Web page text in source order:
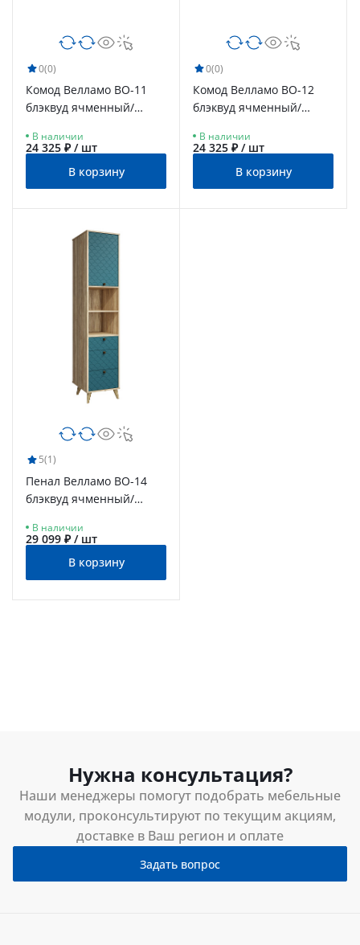
0(0)
Комод Велламо ВО-11
блэквуд ячменный/
В наличии
24 325 ₽ / шт
В корзину
0(0)
Комод Велламо ВО-12
блэквуд ячменный/
В наличии
24 325 ₽ / шт
В корзину
5(1)
Пенал Велламо ВО-14
блэквуд ячменный/
В наличии
29 099 ₽ / шт
В корзину
Нужна консультация?
Наши менеджеры помогут подобрать мебельные
модули, проконсультируют по текущим акциям,
доставке в Ваш регион и оплате
Задать вопрос